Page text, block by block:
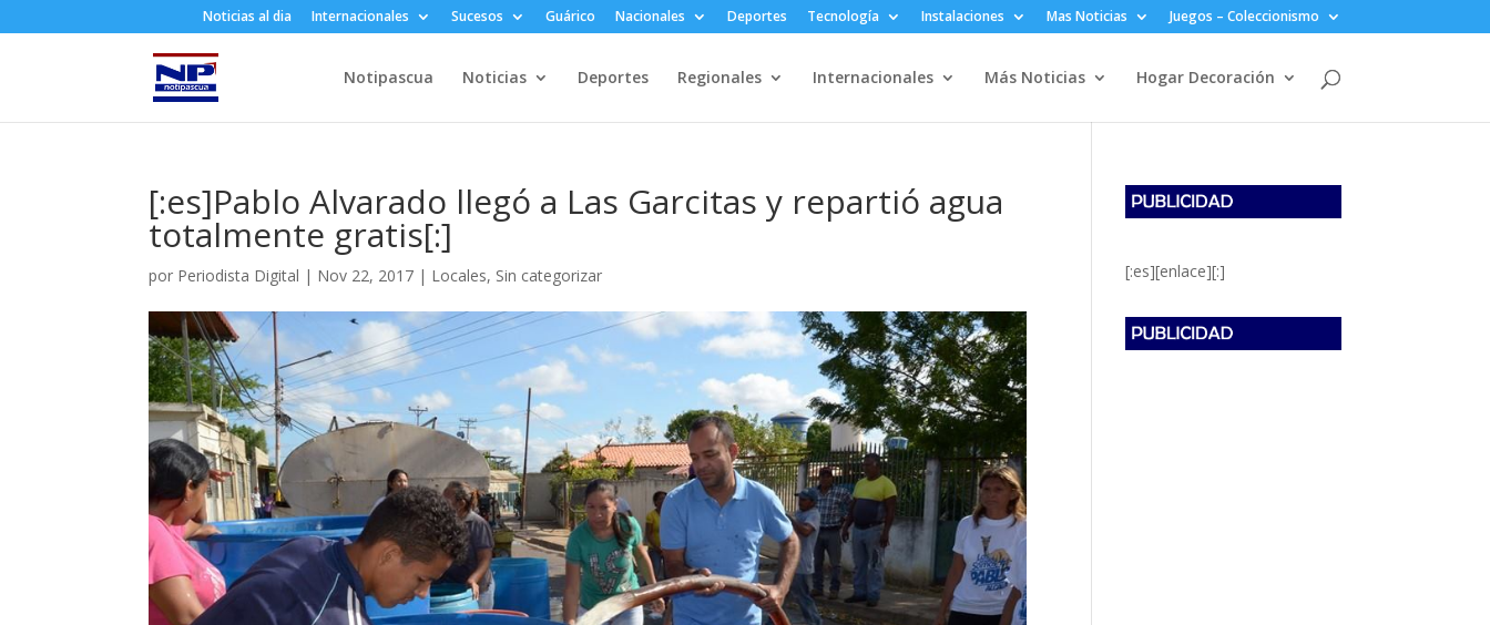
Noticias al dia Internacionales Sucesos Guárico Nacionales Deportes Tecnología Instalaciones Mas Noticias Juegos – Coleccionismo
Notipascua Noticias Deportes Regionales Internacionales Más Noticias Hogar Decoración
[:es]Pablo Alvarado llegó a Las Garcitas y repartió agua
totalmente gratis[:]
por Periodista Digital | Nov 22, 2017 | Locales, Sin categorizar [:es][enlace][:]